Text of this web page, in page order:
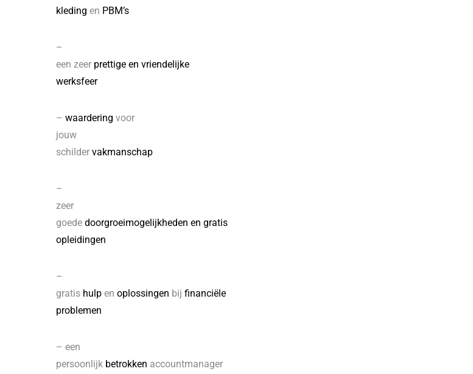
kleding en PBM’s
–
een zeer prettige en vriendelijke
werksfeer
– waardering voor
jouw
schilder vakmanschap
–
zeer
goede doorgroeimogelijkheden en gratis
opleidingen
–
gratis hulp en oplossingen bij financiële
problemen
– een
persoonlijk betrokken accountmanager